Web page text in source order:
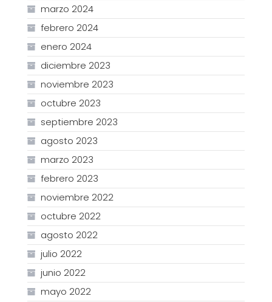
marzo 2024
febrero 2024
enero 2024
diciembre 2023
noviembre 2023
octubre 2023
septiembre 2023
agosto 2023
marzo 2023
febrero 2023
noviembre 2022
octubre 2022
agosto 2022
julio 2022
junio 2022
mayo 2022